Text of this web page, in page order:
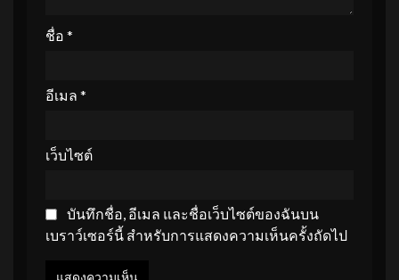
ชื่อ *
อีเมล *
เว็บไซต์
บันทึกชื่อ, อีเมล และชื่อเว็บไซต์ของฉันบน
เบราว์เซอร์นี้ สำหรับการแสดงความเห็นครั้งถัดไป